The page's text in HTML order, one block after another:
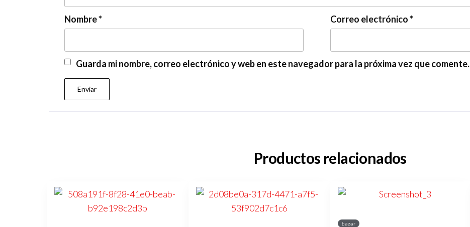
Nombre* Correo electrónico*
Guarda mi nombre, correo electrónico y web en este navegador para la próxima vez que comente.
Productos relacionados
bazar